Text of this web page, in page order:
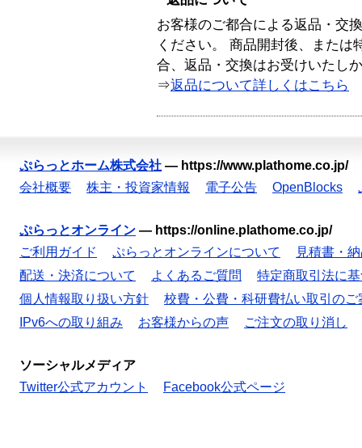
お客様のご都合による返品・交
ください。 商品開封後、または
合、返品・交換はお受けいたし
⇒返品について詳しくはこちら
ぷらっとホーム株式会社 — https://www.plathome.co.jp/
会社概要
株主・投資家情報 電子公告 OpenBlocks
ぷらっとオンライン — https://online.plathome.co.jp/
ご利用ガイド
ぷらっとオンラインについて
見積書・
配送・決済について
よくあるご質問
特定商取引法に
個人情報取り扱い方針
校費・公費・科研費払い取引のご
IPv6への取り組み
お客様からの声 ご注文の取り消し
ソーシャルメディア
Twitter公式アカウント
Facebook公式ページ